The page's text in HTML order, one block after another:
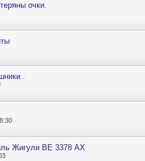
очки.
.
Жигули ВЕ 3378 АХ